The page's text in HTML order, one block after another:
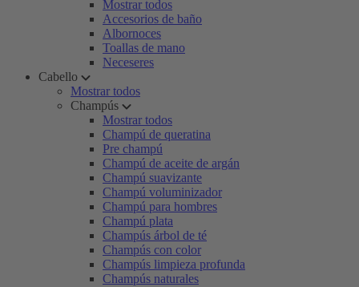
Mostrar todos
Accesorios de baño
Albornoces
Toallas de mano
Neceseres
Cabello
Mostrar todos
Champús
Mostrar todos
Champú de queratina
Pre champú
Champú de aceite de argán
Champú suavizante
Champú voluminizador
Champú para hombres
Champú plata
Champús árbol de té
Champús con color
Champús limpieza profunda
Champús naturales